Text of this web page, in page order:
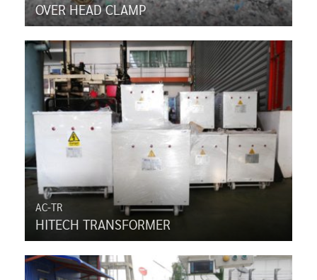
OVER HEAD CLAMP
AC-TR
HITECH TRANSFORMER